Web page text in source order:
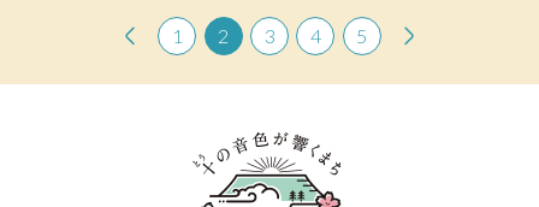
1 2 3 4 5